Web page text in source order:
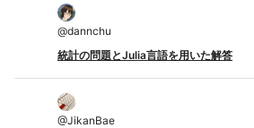
@dannchu
統計の問題とJulia言語を用いた解答
@JikanBae